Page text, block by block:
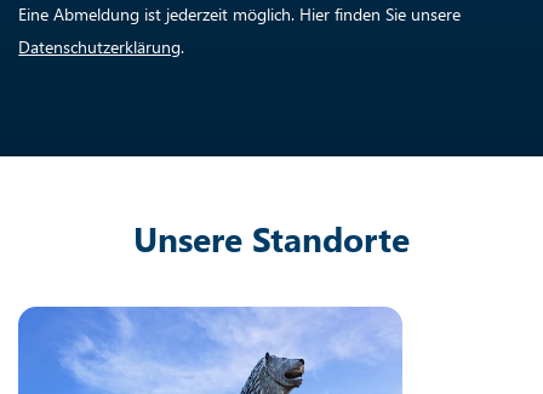
Eine Abmeldung ist jederzeit möglich. Hier finden Sie unsere
Datenschutzerklärung.
Unsere Standorte